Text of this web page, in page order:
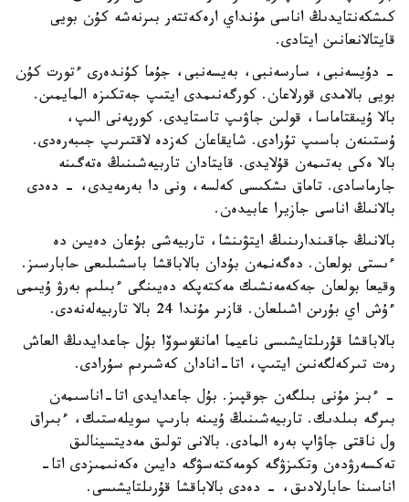
كىشكەنتايدىڭ اناسى مۇنداي ارەكەتتەر بىرنەشە كۇن بويى
قايتالانعانىن ايتادى.
- دۇيسەنبى، سارسەنبى، بەيسەنبى، جۇما كۇندەرى ءتورت كۇن
بويى بالامدى قورلاعان. كورگەنىمدى ايتىپ جەتكىزە المايمىن.
بالا ۇيىقتاماسا، قولىن جاۋىپ تاستايدى. كورپەنى الىپ،
ۇستىنەن باسىپ تۇرادى. شايقاعان كەزدە لاقتىرىپ جىبەرەدى.
بالا ەكى بەتىمەن قۇلايدى. قايتادان تاربيەشىنىڭ ەتەگىنە
جارماسادى. تاماق ىشكىسى كەلسە، ونى دا بەرمەيدى، - دەدى
بالانىڭ اناسى جازيرا عابيدەن.
بالانىڭ جاقىندارىنىڭ ايتۋىنشا، تاربيەشى بۇعان دەيىن دە
ءىستى بولعان. دەگەنمەن بۇدان بالاباقشا باسشىلىعى حابارسىز.
وقيعا بولعان جەكەمەنشىك مەكتەپكە دەيىنگى ءبىلىم بەرۋ ۇيىمى
ءۇش اي بۇرىن اشىلعان. قازىر مۇندا 24 بالا تاربيەلەنەدى.
بالاباقشا قۇرىلتايشىسى ناعيما امانقوسوۆا بۇل جاعدايدىڭ العاش
رەت تىركەلگەنىن ايتىپ، اتا-انادان كەشىرىم سۇرادى.
- ءبىز مۇنى بىلگەن جوقپىز. بۇل جاعدايدى اتا-اناسىمەن
بىرگە بىلدىك. تاربيەشىنىڭ ۇيىنە بارىپ سويلەستىك، ءبىراق
ول ناقتى جاۋاپ بەرە المادى. بالانى تولىق مەديتسينالىق
تەكسەرۋدەن وتكىزۋگە كومەكتەسۋگە دايىن ەكەنىمىزدى اتا-
اناسىنا حابارلادىق، - دەدى بالاباقشا قۇرىلتايشىسى.